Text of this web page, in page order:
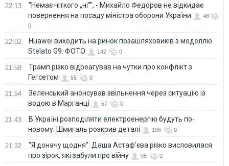
22:13
"Немає чіткого „ні“", - Михайло Федоров не відкидає
повернення на посаду міністра оборони України
48
0
22:02
Huawei виходить на ринок позашляховиків з моделлю
Stelato G9. ФОТО
142 0
21:58
Трамп різко відреагував на чутки про конфлікт з
Гегсетом
55 0
21:54
Зеленський анонсував звільнення через ситуацію із
водою в Марганці
57 0
21:43
В Україні розподіляти електроенергію будуть по-
новому: Шмигаль розкрив деталі
106 0
21:32
"Я доначу щодня": Даша Астаф'єва різко висловилася
про зірок, які забули про війну
95 0